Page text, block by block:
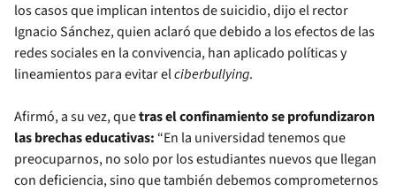
los casos que implican intentos de suicidio, dijo el rector
Ignacio Sánchez, quien aclaró que debido a los efectos de las
redes sociales en la convivencia, han aplicado políticas y
lineamientos para evitar elciberbullying.
Afirmó, a su vez, quetras el confinamiento se profundizaron
las brechas educativas: “En la universidad tenemos que
preocuparnos, no solo por los estudiantes nuevos que llegan
con deficiencia, sino que también debemos comprometernos